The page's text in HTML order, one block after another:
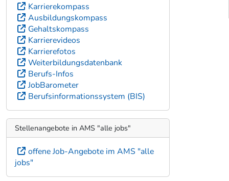
Karrierekompass
Ausbildungskompass
Gehaltskompass
Karrierevideos
Karrierefotos
Weiterbildungsdatenbank
Berufs-Infos
JobBarometer
Berufsinformationssystem (BIS)
Stellenangebote in AMS "alle jobs"
offene Job-Angebote im AMS "alle
jobs"